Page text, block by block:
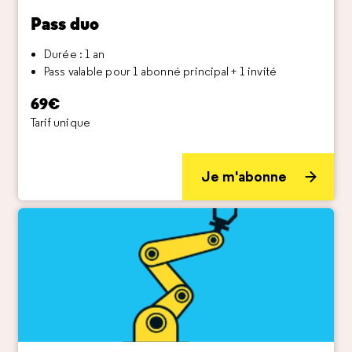
Pass duo
Durée : 1 an
Pass valable pour 1 abonné principal + 1 invité
69€
Tarif unique
Je m'abonne